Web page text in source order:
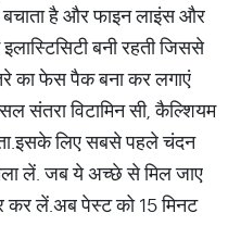
है और फाइन लाइंस और
बनी रहती जिससे
का फेस पैक बना कर लगाएं
संतरा विटामिन सी, कैल्शियम
लिए सबसे पहले चंदन
लें. जब ये अच्छे से मिल जाए
कर लें.अब पेस्ट को 15 मिनट